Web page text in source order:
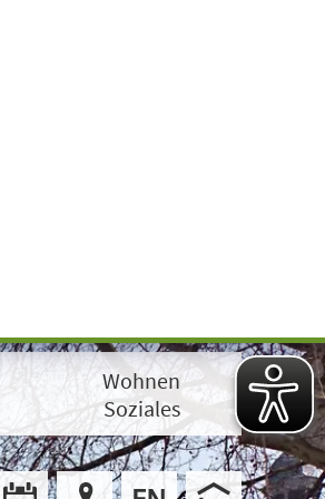
Wohnen
Soziales